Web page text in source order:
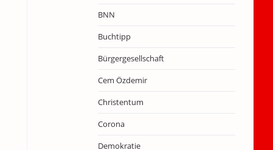
BNN
Buchtipp
Bürgergesellschaft
Cem Özdemir
Christentum
Corona
Demokratie